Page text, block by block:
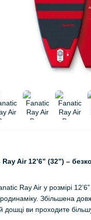
Air 12’6” (32”) –
Ray Air у розмірі
Збільшена
дошці ви проходите